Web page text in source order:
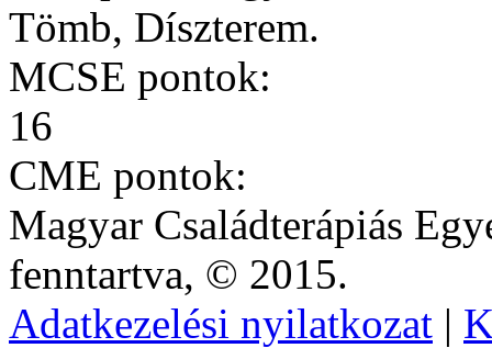
Tömb, Díszterem.
MCSE pontok:
16
CME pontok:
Magyar Családterápiás
fenntartva, © 2015.
Adatkezelési nyilatkozat |